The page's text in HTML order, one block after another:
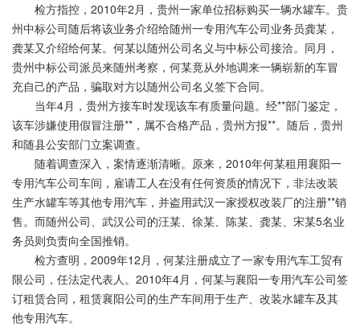
检方指控，2010年2月，贵州一家单位招标购买一辆水罐车。贵
州中标公司随后将该业务介绍给随州一专用汽车公司业务员龚某，
龚某又介绍给何某。何某以随州公司名义与中标公司接洽。同月，
贵州中标公司派员来随州考察，何某竟从外地调来一辆崭新的车冒
充自己的产品，骗取对方以随州公司名义签下合同。
当年4月，贵州方接车时发现该车有质量问题。经**部门鉴定，
该车涉嫌使用假冒注册**，属不合格产品，贵州方报**。随后，贵州
和随县公安部门立案调查。
随着调查深入，案情逐渐清晰。原来，2010年何某租用襄阳一
专用汽车公司车间，雇请工人在没有任何资质的情况下，非法改装
生产水罐车等其他专用汽车，并盗用武汉一家授权改装厂的注册**销
售。而随州公司、武汉公司的汪某、徐某、陈某、龚某、宋某5名业
务员则负责向全国推销。
检方查明，2009年12月，何某注册成立了一家专用汽车工贸有
限公司，任法定代表人。2010年4月，何某与襄阳一专用汽车公司签
订租赁合同，租赁襄阳公司的生产车间用于生产、改装水罐车及其
他专用汽车。